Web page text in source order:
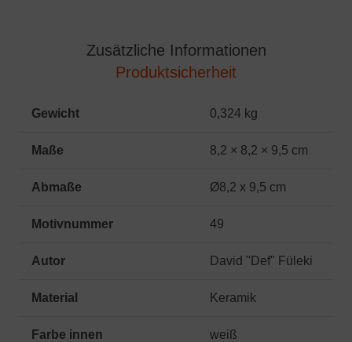
Zusätzliche Informationen
Produktsicherheit
Gewicht 0,324 kg
Maße 8,2 × 8,2 × 9,5 cm
Abmaße Ø8,2 x 9,5 cm
Motivnummer 49
Autor David "Def" Füleki
Material Keramik
Farbe innen weiß